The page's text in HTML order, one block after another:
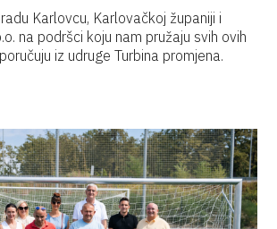
Karlovcu, Karlovačkoj županiji i
na podršci koju nam pružaju svih ovih
iz udruge Turbina promjena.